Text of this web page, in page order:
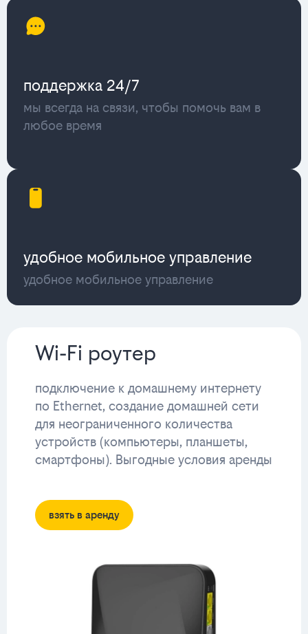
поддержка 24/7
мы всегда на связи, чтобы помочь вам в
любое время
удобное мобильное управление
удобное мобильное управление
Wi-Fi роутер
подключение к домашнему интернету
по Ethernet, создание домашней сети
для неограниченного количества
устройств (компьютеры, планшеты,
смартфоны). Выгодные условия аренды
взять в аренду